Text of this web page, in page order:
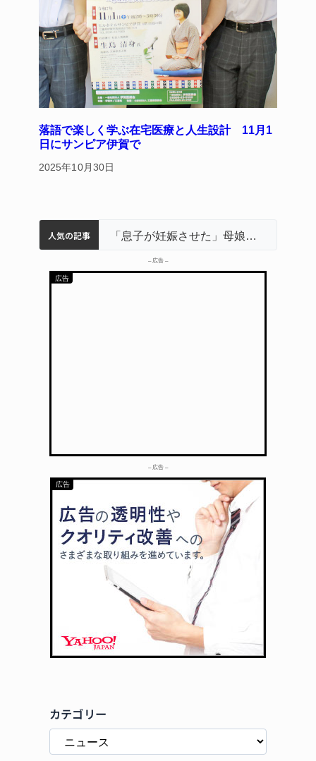
落語で楽しく学ぶ在宅医療と人生設計 11月1
日にサンピア伊賀で
2025年10月30日
人気の記事
名張市水道料金47％値上げへ 答申案、審議会で大筋まとまる
器物損壊容疑で83歳女逮捕 伊賀署
中学校の陶壁モニュメント 地元建設会社がボランティアで清掃 伊賀
名張市立病院のDMAT、熊本地震の被災地へ 能登以来3回目の派遣 「息子が妊娠させた」母娘だまされ400万円詐欺被害 名張
– 広告 –
– 広告 –
カテゴリー